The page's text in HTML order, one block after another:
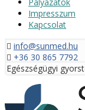
Impresszum
Kapcsolat
info@sunmed.hu
+36 30 865 7792
Egészségügyi
Menü